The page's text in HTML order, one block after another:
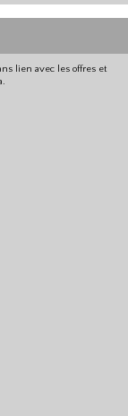
lien avec les offres et